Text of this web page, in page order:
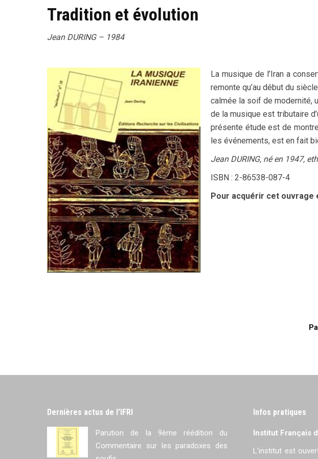
Tradition et évolution
Jean DURING – 1984
La musique de l’Iran a
remonte qu’au début du
calmée la soif de modernité,
de la musique est tributaire
présente étude est de
les événements, est en fait
Jean DURING, né en 1947,
ISBN : 2-86538-087-4
Pour acquérir cet ouvrage
Dernières actus de l’IFRI
Parution de la 9ème réédition du
Commentaire sur les paradoxes des
Infos pratiques
Institut Français
L'institut est